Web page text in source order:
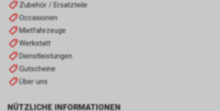
Zubehör / Ersatzteile
Occasionen
Mietfahrzeuge
Werkstatt
Dienstleistungen
Gutscheine
Über uns
NÜTZLICHE INFORMATIONEN